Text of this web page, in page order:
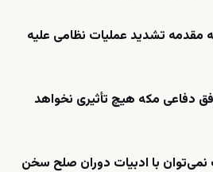
مقدمه تشدید عملیات نظامی علیه
دفاعی مکه هیچ تأثیری نخواهد
با ادبیات دوران صلح سخن